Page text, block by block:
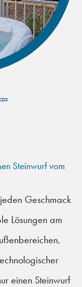
Steinwurf vom
Geschmack
Lösungen am
einen Steinwurf